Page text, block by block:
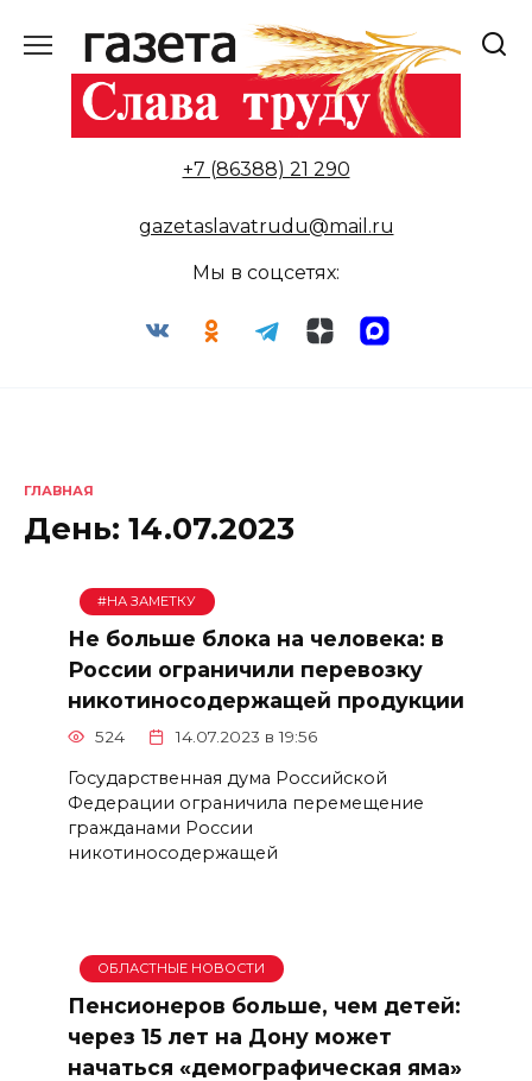
содержанию
+7 (86388) 21 290
gazetaslavatrudu@mail.ru
Мы в соцсетях:
ГЛАВНАЯ
День: 14.07.2023
#НА ЗАМЕТКУ
Не больше блока на человека: в
России ограничили перевозку
никотиносодержащей продукции
524 14.07.2023 в 19:56
Государственная дума Российской
Федерации ограничила перемещение
гражданами России
никотиносодержащей
ОБЛАСТНЫЕ НОВОСТИ
Пенсионеров больше, чем детей:
через 15 лет на Дону может
начаться «демографическая яма»